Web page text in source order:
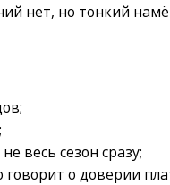
нет, но тонкий
весь сезон сразу;
о доверии